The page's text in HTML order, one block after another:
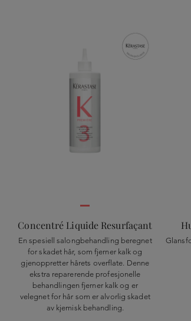
Concentré Liquide Resurfaçant
En spesiell salongbehandling beregnet
for skadet hår, som fjerner kalk og
gjenoppretter hårets overflate. Denne
ekstra reparerende profesjonelle
behandlingen fjerner kalk og er
velegnet for hår som er alvorlig skadet
av kjemisk behandling.